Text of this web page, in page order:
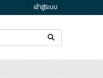
เข้าสู่ระบบ